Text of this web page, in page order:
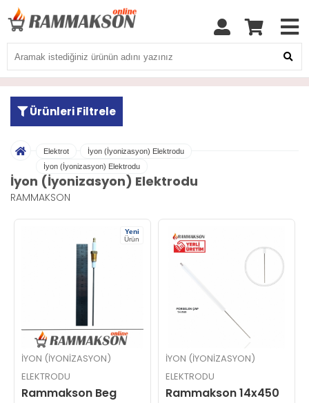
Ürünleri Filtrele
Elektrot
İyon (İyonizasyon) Elektrodu
İyon (İyonizasyon) Elektrodu
İyon (İyonizasyon) Elektrodu
RAMMAKSON
Yeni
Ürün
İYON (İYONIZASYON)
ELEKTRODU
Rammakson Beg
İYON (İYONIZASYON)
ELEKTRODU
Rammakson 14x450